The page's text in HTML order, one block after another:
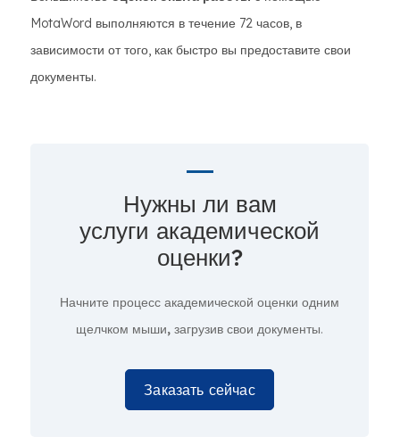
MotaWord выполняются в течение 72 часов, в
зависимости от того, как быстро вы предоставите свои
документы.
Нужны ли вам
услуги академической
оценки?
Начните процесс академической оценки одним
щелчком мыши, загрузив свои документы.
Заказать сейчас